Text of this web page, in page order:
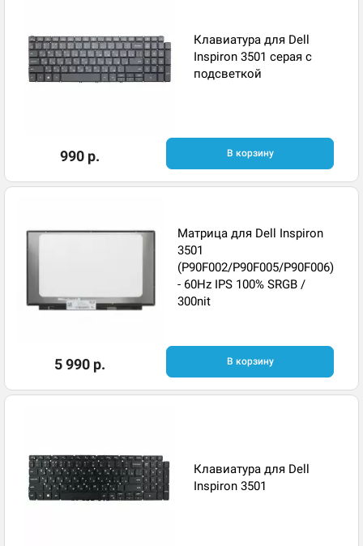
Клавиатура для Dell
Inspiron 3501 серая с
подсветкой
990 р. В корзину
Матрица для Dell Inspiron
3501
(P90F002/P90F005/P90F006)
- 60Hz IPS 100% SRGB /
300nit
5 990 р. В корзину
Клавиатура для Dell
Inspiron 3501